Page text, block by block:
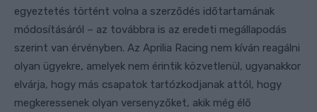
egyeztetés történt volna a szerződés időtartamának
módosításáról – az továbbra is az eredeti megállapodás
szerint van érvényben. Az Aprilia Racing nem kíván reagálni
olyan ügyekre, amelyek nem érintik közvetlenül, ugyanakkor
elvárja, hogy más csapatok tartózkodjanak attól, hogy
megkeressenek olyan versenyzőket, akik még élő